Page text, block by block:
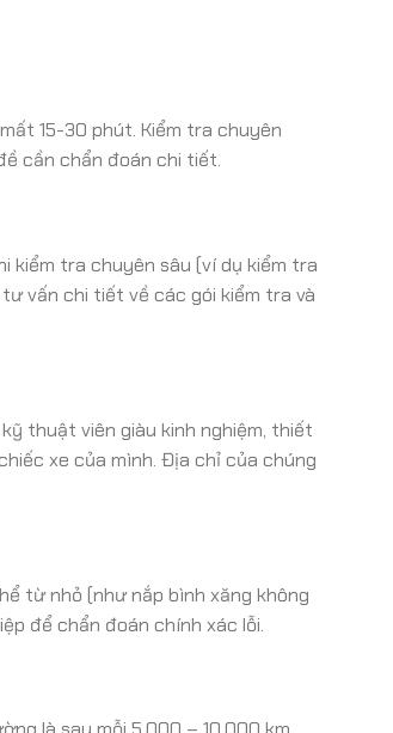
15-30 phút. Kiểm tra chuyên
cần chẩn đoán chi tiết.
kiểm tra chuyên sâu (ví dụ kiểm tra
vấn chi tiết về các gói kiểm tra và
thuật viên giàu kinh nghiệm, thiết
xe của mình. Địa chỉ của chúng
từ nhỏ (như nắp bình xăng không
để chẩn đoán chính xác lỗi.